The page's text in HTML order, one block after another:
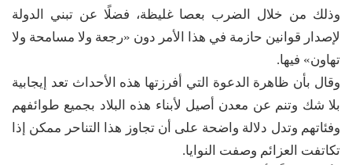
وذلك من خلال الضرب بعصا غليظة، فضلًا عن تبني الدولة
لإصدار قوانين حازمة في هذا الأمر دون «رجعة ولا مسامحة ولا
تهاون» فيها.
وقال بأن ظاهرة الدعوة التي أفرزتها هذه الأحداث تعد إيجابية
بلا شك وتنم عن معدن أصيل لأبناء هذه البلاد بجميع طوائفهم
وفئاتهم وتدل دلالة واضحة على أن تجاوز هذا التناحر ممكن إذا
تكاتفت العزائم وصفت النوايا.